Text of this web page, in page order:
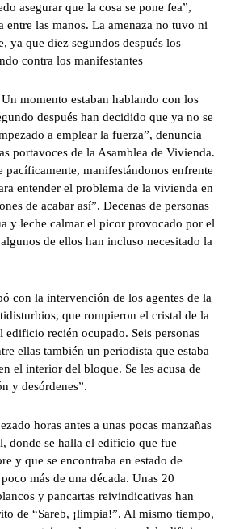
asegurar que la cosa se pone fea”,
entre las manos. La amenaza no tuvo ni
ya que diez segundos después los
contra los manifestantes
momento estaban hablando con los
después han decidido que ya no se
a emplear la fuerza”, denuncia
portavoces de la Asamblea de Vivienda.
pacíficamente, manifestándonos enfrente
entender el problema de la vivienda en
de acabar así”. Decenas de personas
y leche calmar el picor provocado por el
de ellos han incluso necesitado la
con la intervención de los agentes de la
que rompieron el cristal de la
edificio recién ocupado. Seis personas
ellas también un periodista que estaba
el interior del bloque. Se les acusa de
y desórdenes”.
horas antes a unas pocas manzañas
donde se halla el edificio que fue
y que se encontraba en estado de
más de una década. Unas 20
y pancartas reivindicativas han
de “Sareb, ¡limpia!”. Al mismo tiempo,